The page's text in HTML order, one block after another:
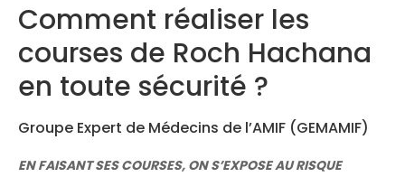
Comment réaliser les
courses de Roch Hachana
en toute sécurité ?
Groupe Expert de Médecins de l’AMIF (GEMAMIF)
EN FAISANT SES COURSES, ON S’EXPOSE AU RISQUE